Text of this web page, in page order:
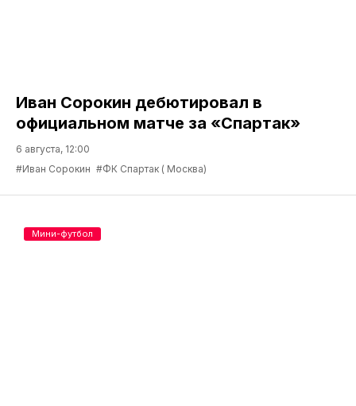
Иван Сорокин дебютировал в
официальном матче за «Спартак»
6 августа, 12:00
#Иван Сорокин #ФК Спартак ( Москва)
Мини-футбол